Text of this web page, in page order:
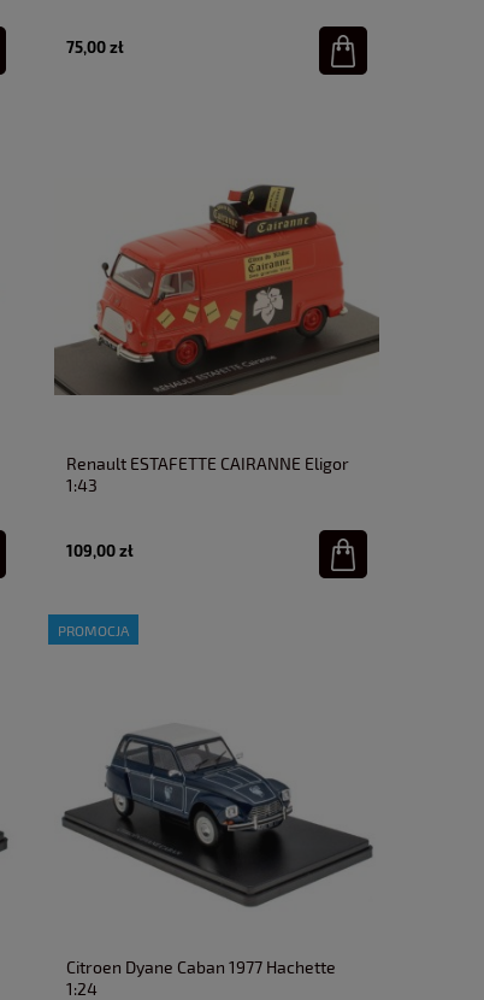
75,00 zł
Renault ESTAFETTE CAIRANNE Eligor
1:43
109,00 zł
Citroen Dyane Caban 1977 Hachette
1:24
PROMOCJA